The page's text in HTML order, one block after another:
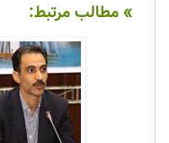
» مطالب مرتبط: